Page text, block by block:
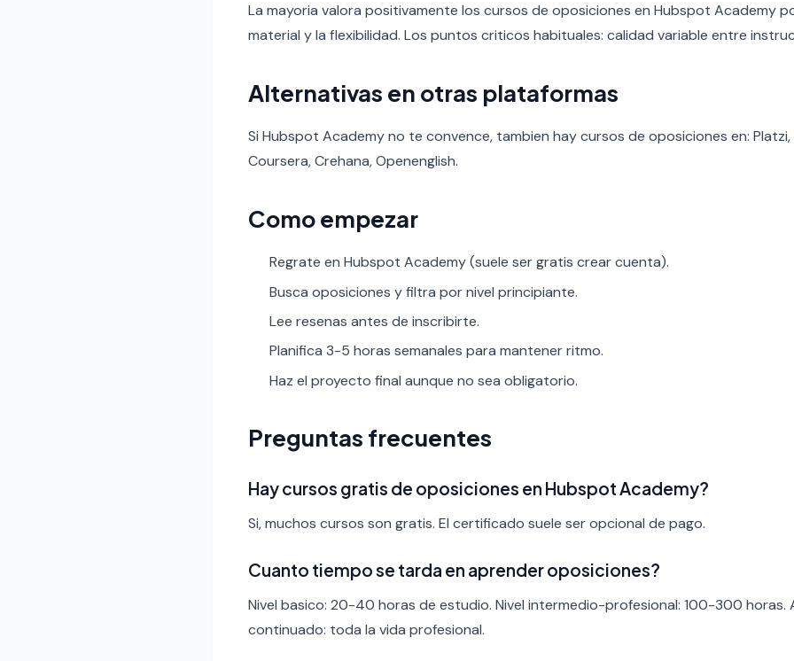
La mayoria valora positivamente los cursos de oposiciones en Hubspot Academy
material y la flexibilidad. Los puntos criticos habituales: calidad variable entre
Alternativas en otras plataformas
Si Hubspot Academy no te convence, tambien hay cursos de oposiciones en:
Coursera, Crehana, Openenglish.
Como empezar
Regrate en Hubspot Academy (suele ser gratis crear cuenta).
Busca oposiciones y filtra por nivel principiante.
Lee resenas antes de inscribirte.
Planifica 3-5 horas semanales para mantener ritmo.
Haz el proyecto final aunque no sea obligatorio.
Preguntas frecuentes
Hay cursos gratis de oposiciones en Hubspot Academy?
Si, muchos cursos son gratis. El certificado suele ser opcional de pago.
Cuanto tiempo se tarda en aprender oposiciones?
Nivel basico: 20-40 horas de estudio. Nivel intermedio-profesional: 100-300 horas.
continuado: toda la vida profesional.